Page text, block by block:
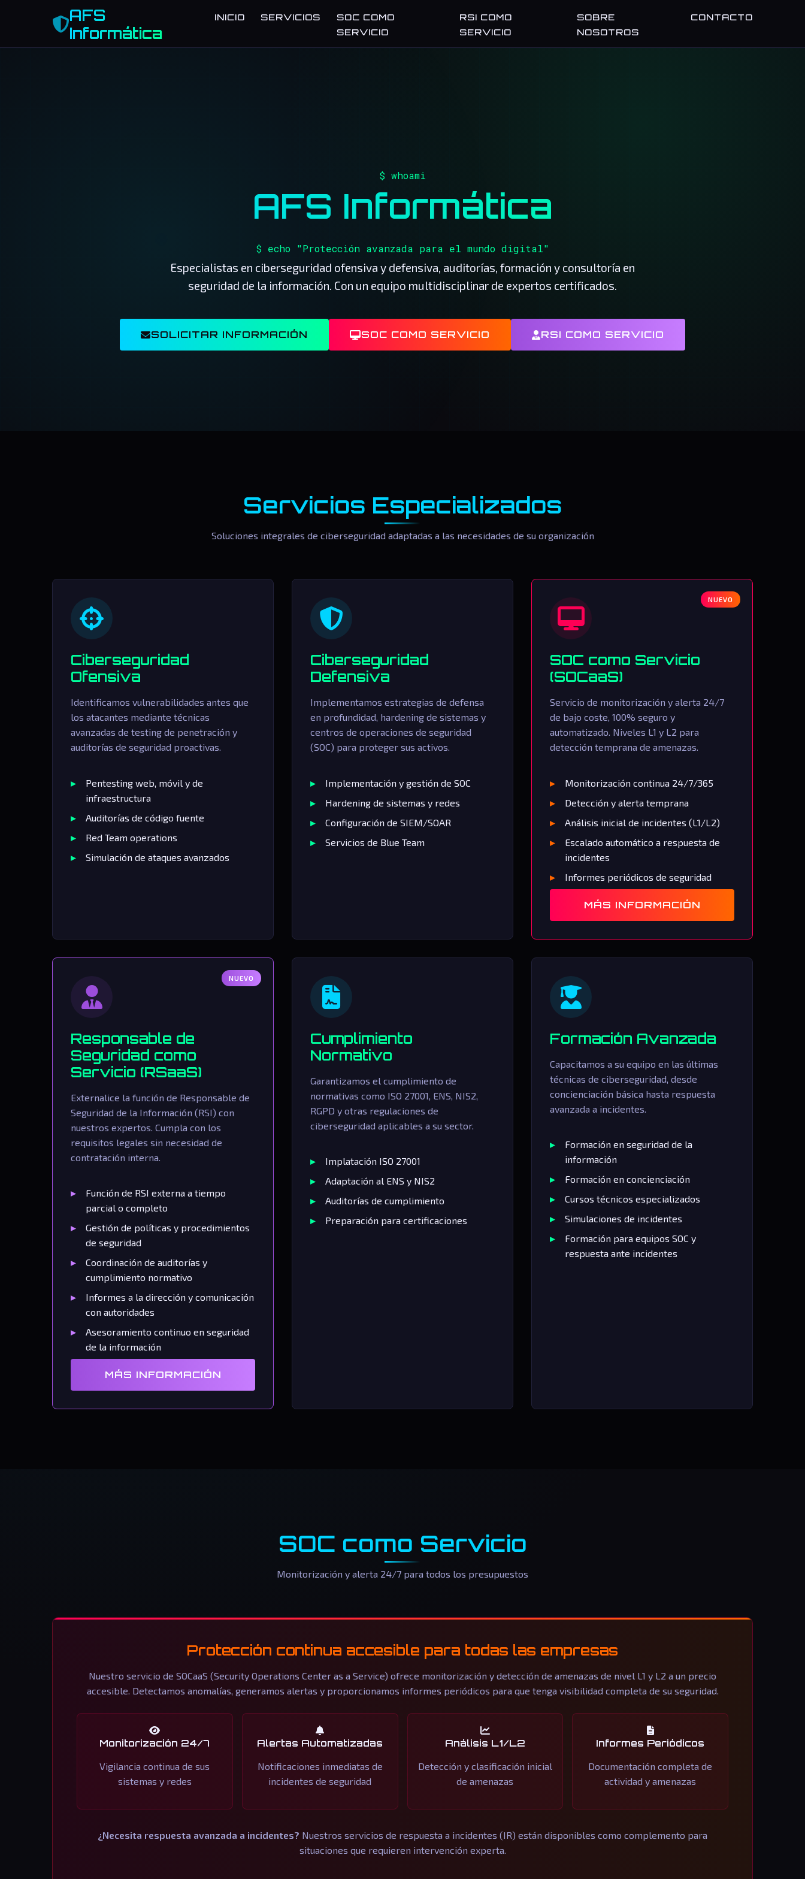
AFS
Informática
INICIO SERVICIOS
SOC COMO
SERVICIO
RSI COMO
SERVICIO
SOBRE
NOSOTROS
CONTACTO
$ whoami
AFS Informática
$ echo "Protección avanzada para el mundo digital"
Especialistas en ciberseguridad ofensiva y defensiva, auditorías, formación y consultoría en
seguridad de la información. Con un equipo multidisciplinar de expertos certificados.
SOLICITAR INFORMACIÓN SOC COMO SERVICIO RSI COMO SERVICIO
Servicios Especializados
Soluciones integrales de ciberseguridad adaptadas a las necesidades de su organización
Ciberseguridad
Ofensiva
Identificamos vulnerabilidades antes que
los atacantes mediante técnicas
avanzadas de testing de penetración y
auditorías de seguridad proactivas.
Pentesting web, móvil y de
infraestructura
Auditorías de código fuente
Red Team operations
Simulación de ataques avanzados
Ciberseguridad
Defensiva
Implementamos estrategias de defensa
en profundidad, hardening de sistemas y
centros de operaciones de seguridad
(SOC) para proteger sus activos.
Implementación y gestión de SOC
Hardening de sistemas y redes
Configuración de SIEM/SOAR
Servicios de Blue Team
NUEVO
SOC como Servicio
(SOCaaS)
Servicio de monitorización y alerta 24/7
de bajo coste, 100% seguro y
automatizado. Niveles L1 y L2 para
detección temprana de amenazas.
Monitorización continua 24/7/365
Detección y alerta temprana
Análisis inicial de incidentes (L1/L2)
Escalado automático a respuesta de
incidentes
Informes periódicos de seguridad
MÁS INFORMACIÓN
NUEVO
Responsable de
Seguridad como
Servicio (RSaaS)
Externalice la función de Responsable de
Seguridad de la Información (RSI) con
nuestros expertos. Cumpla con los
requisitos legales sin necesidad de
contratación interna.
Función de RSI externa a tiempo
parcial o completo
Gestión de políticas y procedimientos
de seguridad
Coordinación de auditorías y
cumplimiento normativo
Informes a la dirección y comunicación
con autoridades
Asesoramiento continuo en seguridad
de la información
MÁS INFORMACIÓN
Cumplimiento
Normativo
Garantizamos el cumplimiento de
normativas como ISO 27001, ENS, NIS2,
RGPD y otras regulaciones de
ciberseguridad aplicables a su sector.
Implatación ISO 27001
Adaptación al ENS y NIS2
Auditorías de cumplimiento
Preparación para certificaciones
Formación Avanzada
Capacitamos a su equipo en las últimas
técnicas de ciberseguridad, desde
concienciación básica hasta respuesta
avanzada a incidentes.
Formación en seguridad de la
información
Formación en concienciación
Cursos técnicos especializados
Simulaciones de incidentes
Formación para equipos SOC y
respuesta ante incidentes
SOC como Servicio
Monitorización y alerta 24/7 para todos los presupuestos
Protección continua accesible para todas las empresas
Nuestro servicio de SOCaaS (Security Operations Center as a Service) ofrece monitorización y detección de amenazas de nivel L1 y L2 a un precio
accesible. Detectamos anomalías, generamos alertas y proporcionamos informes periódicos para que tenga visibilidad completa de su seguridad.
Monitorización 24/7
Vigilancia continua de sus
sistemas y redes
Alertas Automatizadas
Notificaciones inmediatas de
incidentes de seguridad
Análisis L1/L2
Detección y clasificación inicial
de amenazas
Informes Periódicos
Documentación completa de
actividad y amenazas
¿Necesita respuesta avanzada a incidentes? Nuestros servicios de respuesta a incidentes (IR) están disponibles como complemento para
situaciones que requieren intervención experta.